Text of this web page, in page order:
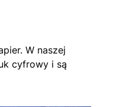
W naszej
cyfrowy i są